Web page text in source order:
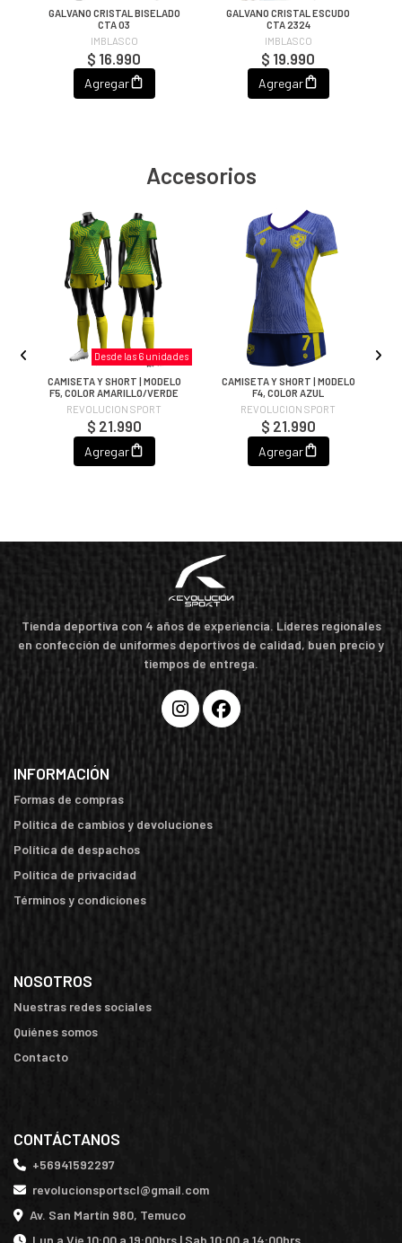
GALVANO CRISTAL BISELADO
CTA 03
IMBLASCO
$ 16.990
Agregar
GALVANO CRISTAL ESCUDO
CTA 2324
IMBLASCO
$ 19.990
Agregar
Accesorios
Desde las 6 unidades
CAMISETA Y SHORT | MODELO
F5, COLOR AMARILLO/VERDE
REVOLUCION SPORT
$ 21.990
Agregar
CAMISETA Y SHORT | MODELO
F4, COLOR AZUL
REVOLUCION SPORT
$ 21.990
Agregar
Tienda deportiva con 4 años de experiencia. Líderes regionales
en confección de uniformes deportivos de calidad, buen precio y
tiempos de entrega.
INFORMACIÓN
Formas de compras
Política de cambios y devoluciones
Política de despachos
Política de privacidad
Términos y condiciones
NOSOTROS
Nuestras redes sociales
Quiénes somos
Contacto
CONTÁCTANOS
+56941592297
revolucionsportscl@gmail.com
Av. San Martín 980, Temuco
Lun a Vie 10:00 a 19:00hrs | Sab 10:00 a 14:00hrs